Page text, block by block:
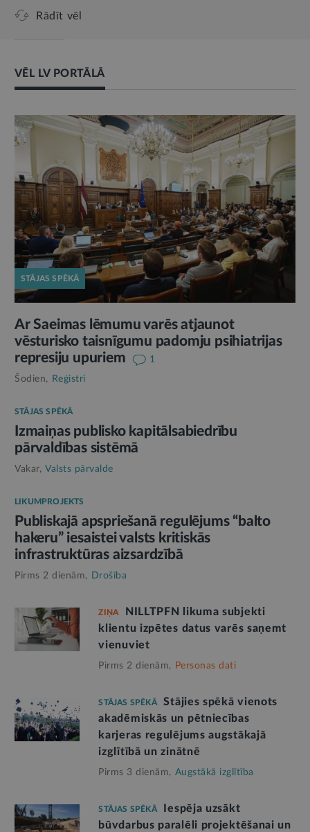
Rādīt vēl
VĒL LV PORTĀLĀ
STĀJAS SPĒKĀ
Ar Saeimas lēmumu varēs atjaunot
vēsturisko taisnīgumu padomju psihiatrijas
represiju upuriem
1
Šodien, Reģistri
STĀJAS SPĒKĀ
Izmaiņas publisko kapitālsabiedrību
pārvaldības sistēmā
Vakar, Valsts pārvalde
LIKUMPROJEKTS
Publiskajā apspriešanā regulējums “balto
hakeru” iesaistei valsts kritiskās
infrastruktūras aizsardzībā
Pirms 2 dienām, Drošība
ZIŅA
NILLTPFN likuma subjekti
klientu izpētes datus varēs saņemt
vienuviet
Pirms 2 dienām, Personas dati
STĀJAS SPĒKĀ
Stājies spēkā vienots
akadēmiskās un pētniecības
karjeras regulējums augstākajā
izglītībā un zinātnē
Pirms 3 dienām, Augstākā izglītība
STĀJAS SPĒKĀ
Iespēja uzsākt
būvdarbus paralēli projektēšanai un